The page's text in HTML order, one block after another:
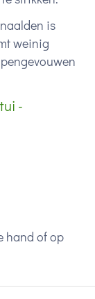
is
weinig
-
hand of op